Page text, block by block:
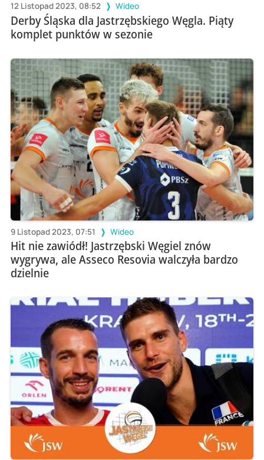
12 Listopad 2023, 08:52 Wideo
Derby Śląska dla Jastrzębskiego Węgla. Piąty
komplet punktów w sezonie
9 Listopad 2023, 07:51 Wideo
Hit nie zawiódł! Jastrzębski Węgiel znów
wygrywa, ale Asseco Resovia walczyła bardzo
dzielnie